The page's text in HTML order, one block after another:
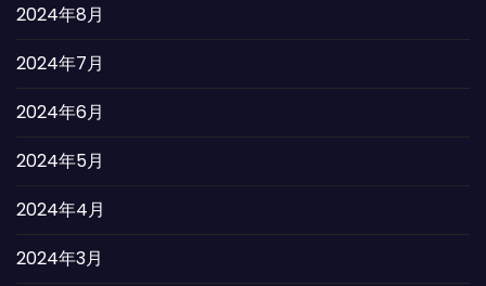
2024年8月
2024年7月
2024年6月
2024年5月
2024年4月
2024年3月